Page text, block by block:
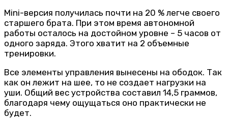
Mini-версия получилась почти на 20 % легче своего
старшего брата. При этом время автономной
работы осталось на достойном уровне – 5 часов от
одного заряда. Этого хватит на 2 объемные
тренировки.
Все элементы управления вынесены на ободок. Так
как он лежит на шее, то не создает нагрузки на
уши. Общий вес устройства составил 14,5 граммов,
благодаря чему ощущаться оно практически не
будет.